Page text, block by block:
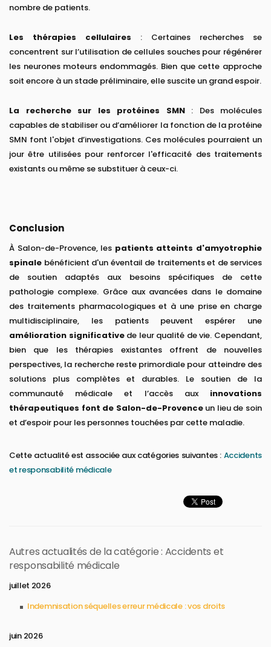
nombre de patients.
Les thérapies cellulaires : Certaines recherches se
concentrent sur l’utilisation de cellules souches pour régénérer
les neurones moteurs endommagés. Bien que cette approche
soit encore à un stade préliminaire, elle suscite un grand espoir.
La recherche sur les protéines SMN: Des molécules
capables de stabiliser ou d’améliorer la fonction de la protéine
SMN font l'objet d’investigations. Ces molécules pourraient un
jour être utilisées pour renforcer l'efficacité des traitements
existants ou même se substituer à ceux-ci.
Conclusion
À Salon-de-Provence, les patients atteints d'amyotrophie
spinale bénéficient d'un éventail de traitements et de services
de soutien adaptés aux besoins spécifiques de cette
pathologie complexe. Grâce aux avancées dans le domaine
des traitements pharmacologiques et à une prise en charge
multidisciplinaire, les patients peuvent espérer une
amélioration significativede leur qualité de vie. Cependant,
bien que les thérapies existantes offrent de nouvelles
perspectives, la recherche reste primordiale pour atteindre des
solutions plus complètes et durables. Le soutien de la
communauté médicale et l’accès aux innovations
thérapeutiques font de Salon-de-Provenceun lieu de soin
et d’espoir pour les personnes touchées par cette maladie.
Cette actualité est associée aux catégories suivantes : Accidents
et responsabilité médicale
Autres actualités de la catégorie : Accidents et
responsabilité médicale
juillet 2026
Indemnisation séquelles erreur médicale : vos droits
juin 2026